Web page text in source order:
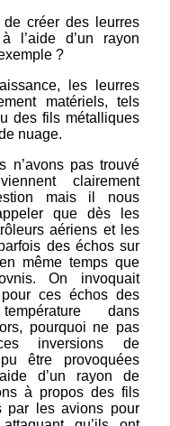
créer des leurres
l’aide d’un rayon
?
les leurres
matériels, tels
des fils métalliques
nuage.
n’avons pas trouvé
clairement
mais il nous
que dès les
aériens et les
des échos sur
même temps que
On invoquait
ces échos des
dans
pourquoi ne pas
inversions de
être provoquées
d’un rayon de
à propos des fils
par les avions pour